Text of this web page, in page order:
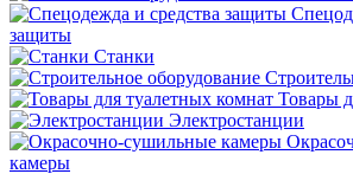
защиты
Станки
Товары
Электростанции
камеры